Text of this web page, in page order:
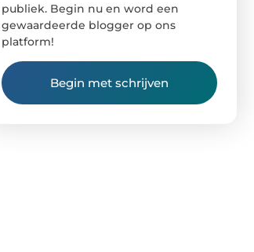
publiek. Begin nu en word een
gewaardeerde blogger op ons
platform!
Begin met schrijven